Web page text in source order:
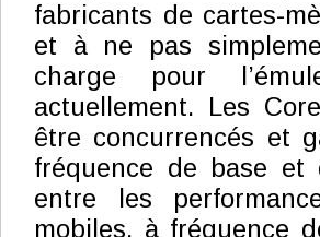
fabricants de cartes-
et à ne pas
charge pour
actuellement. Les
être concurrencés et
fréquence de base et
entre les
mobiles, à fréquence